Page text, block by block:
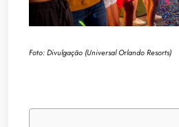
Foto: Divulgação (Universal Orlando Resorts)